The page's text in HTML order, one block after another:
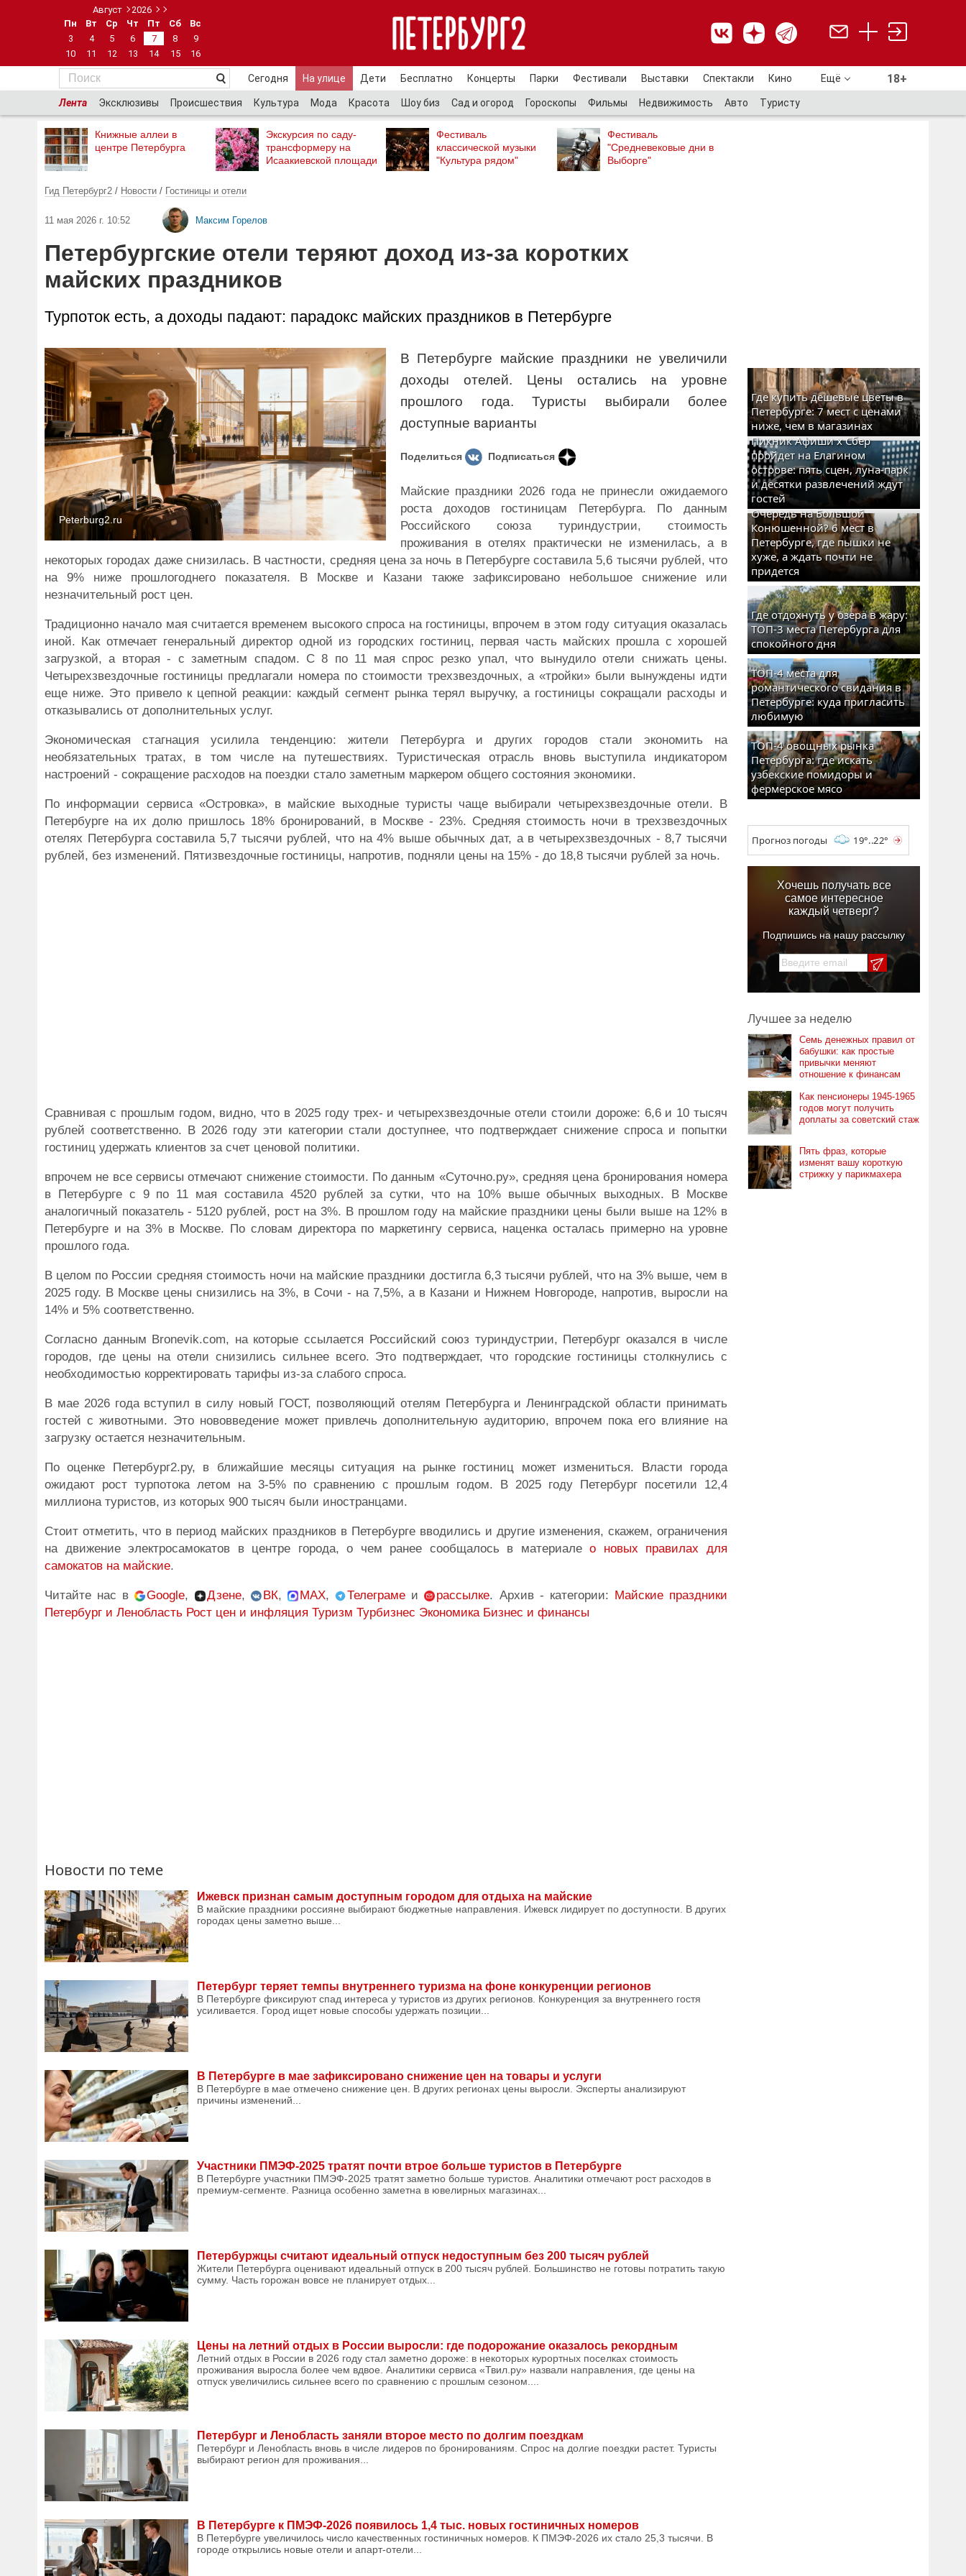
Август
2026
Пн
Вт Ср Чт Пт Сб
Вс
3
4 5 6 7 8
9
10
11 12 13 14 15 16
Сегодня На улице Дети Бесплатно Концерты Парки Фестивали Выставки Спектакли Кино Ещё 18+
Лента Эксклюзивы Происшествия Культура Мода Красота Шоу биз Сад и огород Гороскопы Фильмы Недвижимость Авто Туристу
Книжные аллеи в
центре Петербурга
Экскурсия по саду-
трансформеру на
Исаакиевской площади
Фестиваль
классической музыки
"Культура рядом"
Фестиваль
"Средневековые дни в
Выборге"
Гид Петербург2 / Новости / Гостиницы и отели
11 мая 2026 г. 10:52 Максим Горелов
Петербургские отели теряют доход из-за коротких
майских праздников
Турпоток есть, а доходы падают: парадокс майских праздников в Петербурге
Peterburg2.ru
В Петербурге майские праздники не увеличили
доходы отелей. Цены остались на уровне
прошлого года. Туристы выбирали более
доступные варианты
Поделиться Подписаться
Майские праздники 2026 года не принесли ожидаемого
роста доходов гостиницам Петербурга. По данным
Российского союза туриндустрии, стоимость
проживания в отелях практически не изменилась, а в
некоторых городах даже снизилась. В частности, средняя цена за ночь в Петербурге составила 5,6 тысячи рублей, что
на 9% ниже прошлогоднего показателя. В Москве и Казани также зафиксировано небольшое снижение или
незначительный рост цен.
Традиционно начало мая считается временем высокого спроса на гостиницы, впрочем в этом году ситуация оказалась
иной. Как отмечает генеральный директор одной из городских гостиниц, первая часть майских прошла с хорошей
загрузкой, а вторая - с заметным спадом. С 8 по 11 мая спрос резко упал, что вынудило отели снижать цены.
Четырехзвездочные гостиницы предлагали номера по стоимости трехзвездочных, а «тройки» были вынуждены идти
еще ниже. Это привело к цепной реакции: каждый сегмент рынка терял выручку, а гостиницы сокращали расходы и
отказывались от дополнительных услуг.
Экономическая стагнация усилила тенденцию: жители Петербурга и других городов стали экономить на
необязательных тратах, в том числе на путешествиях. Туристическая отрасль вновь выступила индикатором
настроений - сокращение расходов на поездки стало заметным маркером общего состояния экономики.
По информации сервиса «Островка», в майские выходные туристы чаще выбирали четырехзвездочные отели. В
Петербурге на их долю пришлось 18% бронирований, в Москве - 23%. Средняя стоимость ночи в трехзвездочных
отелях Петербурга составила 5,7 тысячи рублей, что на 4% выше обычных дат, а в четырехзвездочных - 8,7 тысячи
рублей, без изменений. Пятизвездочные гостиницы, напротив, подняли цены на 15% - до 18,8 тысячи рублей за ночь.
Сравнивая с прошлым годом, видно, что в 2025 году трех- и четырехзвездочные отели стоили дороже: 6,6 и 10 тысяч
рублей соответственно. В 2026 году эти категории стали доступнее, что подтверждает снижение спроса и попытки
гостиниц удержать клиентов за счет ценовой политики.
впрочем не все сервисы отмечают снижение стоимости. По данным «Суточно.ру», средняя цена бронирования номера
в Петербурге с 9 по 11 мая составила 4520 рублей за сутки, что на 10% выше обычных выходных. В Москве
аналогичный показатель - 5120 рублей, рост на 3%. В прошлом году на майские праздники цены были выше на 12% в
Петербурге и на 3% в Москве. По словам директора по маркетингу сервиса, наценка осталась примерно на уровне
прошлого года.
В целом по России средняя стоимость ночи на майские праздники достигла 6,3 тысячи рублей, что на 3% выше, чем в
2025 году. В Москве цены снизились на 3%, в Сочи - на 7,5%, а в Казани и Нижнем Новгороде, напротив, выросли на
14% и 5% соответственно.
Согласно данным Bronevik.com, на которые ссылается Российский союз туриндустрии, Петербург оказался в числе
городов, где цены на отели снизились сильнее всего. Это подтверждает, что городские гостиницы столкнулись с
необходимостью корректировать тарифы из-за слабого спроса.
В мае 2026 года вступил в силу новый ГОСТ, позволяющий отелям Петербурга и Ленинградской области принимать
гостей с животными. Это нововведение может привлечь дополнительную аудиторию, впрочем пока его влияние на
загрузку остается незначительным.
По оценке Петербург2.ру, в ближайшие месяцы ситуация на рынке гостиниц может измениться. Власти города
ожидают рост турпотока летом на 3-5% по сравнению с прошлым годом. В 2025 году Петербург посетили 12,4
миллиона туристов, из которых 900 тысяч были иностранцами.
Стоит отметить, что в период майских праздников в Петербурге вводились и другие изменения, скажем, ограничения
на движение электросамокатов в центре города, о чем ранее сообщалось в материалео новых правилах для
самокатов на майские.
Читайте нас в Google, Дзене, ВК, MAX, Телеграме и рассылке. Архив - категории: Майские праздники
Петербург и Ленобласть Рост цен и инфляция Туризм Турбизнес Экономика Бизнес и финансы
Новости по теме
Ижевск признан самым доступным городом для отдыха на майские
В майские праздники россияне выбирают бюджетные направления. Ижевск лидирует по доступности. В других
городах цены заметно выше...
Петербург теряет темпы внутреннего туризма на фоне конкуренции регионов
В Петербурге фиксируют спад интереса у туристов из других регионов. Конкуренция за внутреннего гостя
усиливается. Город ищет новые способы удержать позиции...
В Петербурге в мае зафиксировано снижение цен на товары и услуги
В Петербурге в мае отмечено снижение цен. В других регионах цены выросли. Эксперты анализируют
причины изменений...
Участники ПМЭФ-2025 тратят почти втрое больше туристов в Петербурге
В Петербурге участники ПМЭФ-2025 тратят заметно больше туристов. Аналитики отмечают рост расходов в
премиум-сегменте. Разница особенно заметна в ювелирных магазинах...
Петербуржцы считают идеальный отпуск недоступным без 200 тысяч рублей
Жители Петербурга оценивают идеальный отпуск в 200 тысяч рублей. Большинство не готовы потратить такую
сумму. Часть горожан вовсе не планирует отдых...
Цены на летний отдых в России выросли: где подорожание оказалось рекордным
Летний отдых в России в 2026 году стал заметно дороже: в некоторых курортных поселках стоимость
проживания выросла более чем вдвое. Аналитики сервиса «Твил.ру» назвали направления, где цены на
отпуск увеличились сильнее всего по сравнению с прошлым сезоном....
Петербург и Ленобласть заняли второе место по долгим поездкам
Петербург и Ленобласть вновь в числе лидеров по бронированиям. Спрос на долгие поездки растет. Туристы
выбирают регион для проживания...
В Петербурге к ПМЭФ-2026 появилось 1,4 тыс. новых гостиничных номеров
В Петербурге увеличилось число качественных гостиничных номеров. К ПМЭФ-2026 их стало 25,3 тысячи. В
городе открылись новые отели и апарт-отели...
Где купить дешевые цветы в
Петербурге: 7 мест с ценами
ниже, чем в магазинах
Пикник Афиши x Сбер
пройдет на Елагином
острове: пять сцен, луна-парк
и десятки развлечений ждут
гостей
Очередь на Большой
Конюшенной? 6 мест в
Петербурге, где пышки не
хуже, а ждать почти не
придется
Где отдохнуть у озера в жару:
ТОП-3 места Петербурга для
спокойного дня
ТОП-4 места для
романтического свидания в
Петербурге: куда пригласить
любимую
ТОП-4 овощных рынка
Петербурга: где искать
узбекские помидоры и
фермерское мясо
Прогноз погоды 19°..22°
Хочешь получать все
самое интересное
каждый четверг?
Подпишись на нашу рассылку
Лучшее за неделю
Семь денежных правил от
бабушки: как простые
привычки меняют
отношение к финансам
Как пенсионеры 1945-1965
годов могут получить
доплаты за советский стаж
Пять фраз, которые
изменят вашу короткую
стрижку у парикмахера